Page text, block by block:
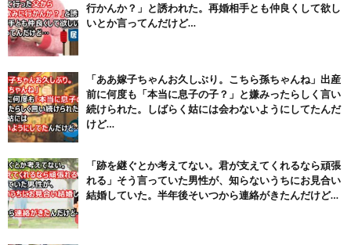
舌を絡ませて、唾液交換して── ちゅっちゅしながらの濃厚エッ...
(7/30)
【パリピ孔明】アニオリ場面も高評価「パリピ」続編への期待が高...
【画像】テイルズで一番マ〇コ舐めまわしたい女の子ｗｗｗｗｗ
(6/22)
Powered by livedoor 相互RSS
行かんか？」と誘われた。再婚相手とも仲良くして欲し
いとか言ってんだけど…
「ああ嫁子ちゃんお久しぶり。こちら孫ちゃんね」出産
前に何度も「本当に息子の子？」と嫌みったらしく言い
続けられた。しばらく姑には会わないようにしてたんだ
けど…
「跡を継ぐとか考えてない。君が支えてくれるなら頑張
れる」そう言っていた男性が、知らないうちにお見合い
結婚していた。半年後そいつから連絡がきたんだけど…